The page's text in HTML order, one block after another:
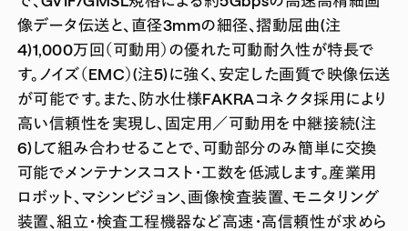
像データ伝送と、直径3mmの細径、摺動屈曲(注
4)1,000万回（可動用）の優れた可動耐久性が特長で
す。ノイズ（EMC）(注5)に強く、安定した画質で映像伝送
が可能です。また、防水仕様FAKRAコネクタ採用により
高い信頼性を実現し、固定用／可動用を中継接続(注
6)して組み合わせることで、可動部分のみ簡単に交換
可能でメンテナンスコスト・工数を低減します。産業用
ロボット、マシンビジョン、画像検査装置、モニタリング
装置、組立・検査工程機器など高速・高信頼性が求めら